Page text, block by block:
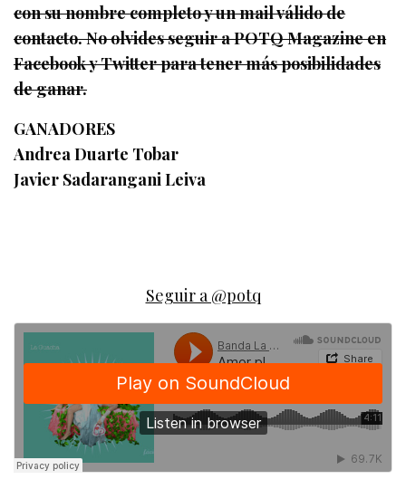
con su nombre completo y un mail válido de
contacto. No olvides seguir a POTQ Magazine en
Facebook y Twitter para tener más posibilidades
de ganar.
GANADORES
Andrea Duarte Tobar
Javier Sadarangani Leiva
Seguir a @potq